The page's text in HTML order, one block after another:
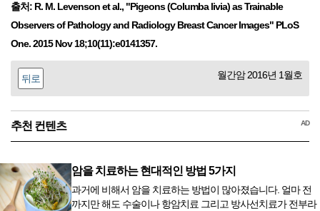
출처: R. M. Levenson et al., "Pigeons (Columba livia) as Trainable
Observers of Pathology and Radiology Breast Cancer Images" PLoS
One. 2015 Nov 18;10(11):e0141357.
뒤로 월간암 2016년 1월호
추천 컨텐츠 AD
암을 치료하는 현대적인 방법 5가지
과거에 비해서 암을 치료하는 방법이 많아졌습니다. 얼마 전
까지만 해도 수술이나 항암치료 그리고 방사선치료가 전부라